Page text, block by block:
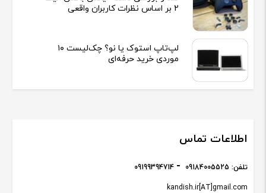
2 بر اساس نظرات کاربران واقعی
لپ‌تاپ استوک یا نو؟ چک‌لیست ۱۰
موردی خرید حرفه‌ای
اطلاعات تماس
kandish.ir[AT]gmail.com
تلفن: 09184005525
09199394714